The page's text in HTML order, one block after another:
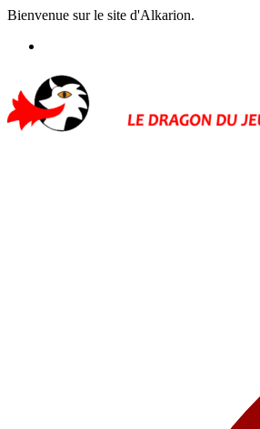
Bienvenue sur le site d'Alkarion.